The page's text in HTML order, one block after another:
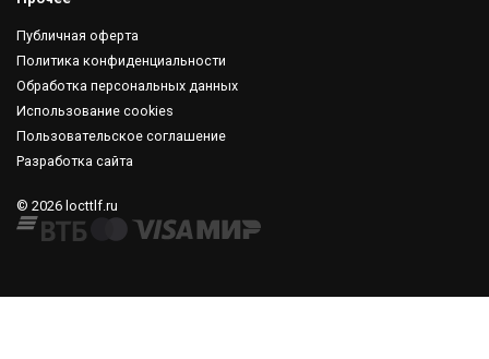
Публичная оферта
Политика конфиденциальности
Обработка персональных данных
Использование cookies
Пользовательское соглашение
Разработка сайта
© 2026 locttlf.ru